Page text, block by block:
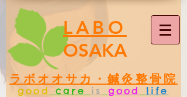
LABO
OSAKA
good care is good life
ラボオオサカ・鍼灸整骨院